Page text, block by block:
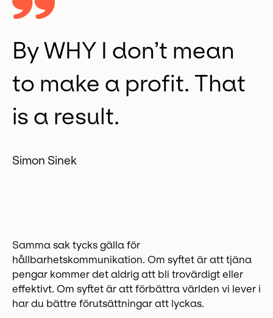
By WHY I don’t mean
to make a profit. That
is a result.
Simon Sinek
Samma sak tycks gälla för
hållbarhetskommunikation. Om syftet är att tjäna
pengar kommer det aldrig att bli trovärdigt eller
effektivt. Om syftet är att förbättra världen vi lever i
har du bättre förutsättningar att lyckas.